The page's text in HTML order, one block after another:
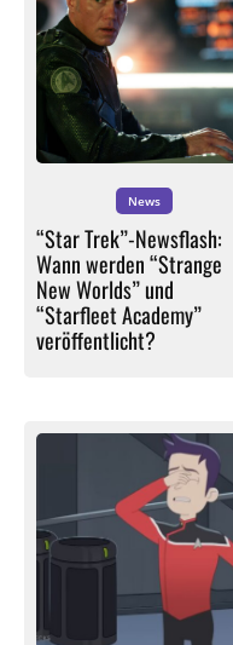
News
“Star Trek”-Newsflash:
Wann werden “Strange
New Worlds” und
“Starfleet Academy”
veröffentlicht?